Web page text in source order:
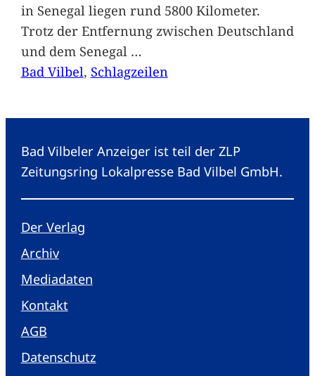
in Senegal liegen rund 5800 Kilometer.
Trotz der Entfernung zwischen Deutschland
und dem Senegal …
Bad Vilbel, Schlagzeilen
Bad Vilbeler Anzeiger ist teil der ZLP
Zeitungsring Lokalpresse Bad Vilbel GmbH.
Der Verlag
Archiv
Mediadaten
Kontakt
AGB
Datenschutz